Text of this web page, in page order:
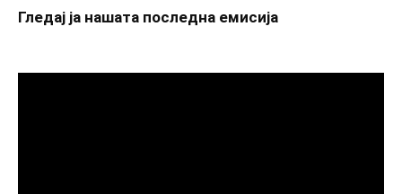
Гледај ја нашата последна емисија